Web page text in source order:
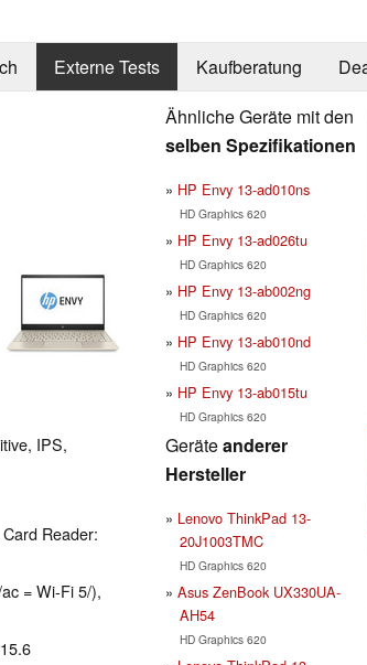
Externe Tests Kaufberatung
IPS,
Reader:
= Wi-Fi 5/),
Ähnliche Geräte mit den
selben Spezifikationen
HP Envy 13-ad010ns
HD Graphics 620
HP Envy 13-ad026tu
HD Graphics 620
HP Envy 13-ab002ng
HD Graphics 620
HP Envy 13-ab010nd
HD Graphics 620
HP Envy 13-ab015tu
HD Graphics 620
Geräteanderer
Hersteller
Lenovo ThinkPad 13-
20J1003TMC
HD Graphics 620
Asus ZenBook UX330UA-
AH54
HD Graphics 620